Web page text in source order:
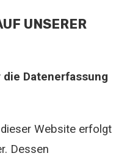
UNSERER
Datenerfassung
Website erfolgt
Dessen